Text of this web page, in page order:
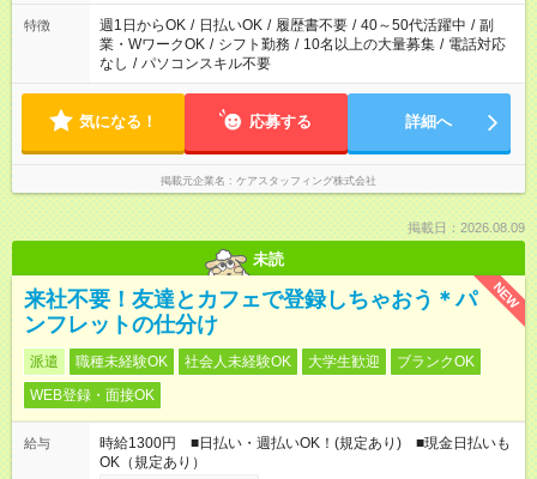
特徴 週1日からOK / 日払いOK / 履歴書不要 / 40～50代活躍中 / 副
業・WワークOK / シフト勤務 / 10名以上の大量募集 / 電話対応
なし / パソコンスキル不要
気になる！ 応募する 詳細へ
掲載元企業名 ケアスタッフィング株式会社
掲載日：2026.08.09
未読
NEW
来社不要！友達とカフェで登録しちゃおう＊パ
ンフレットの仕分け
派遣 職種未経験OK 社会人未経験OK 大学生歓迎
ブランクOK
WEB登録・面接OK
給与
時給1300円 ■日払い・週払いOK！(規定あり) ■現金日払いも
OK（規定あり）